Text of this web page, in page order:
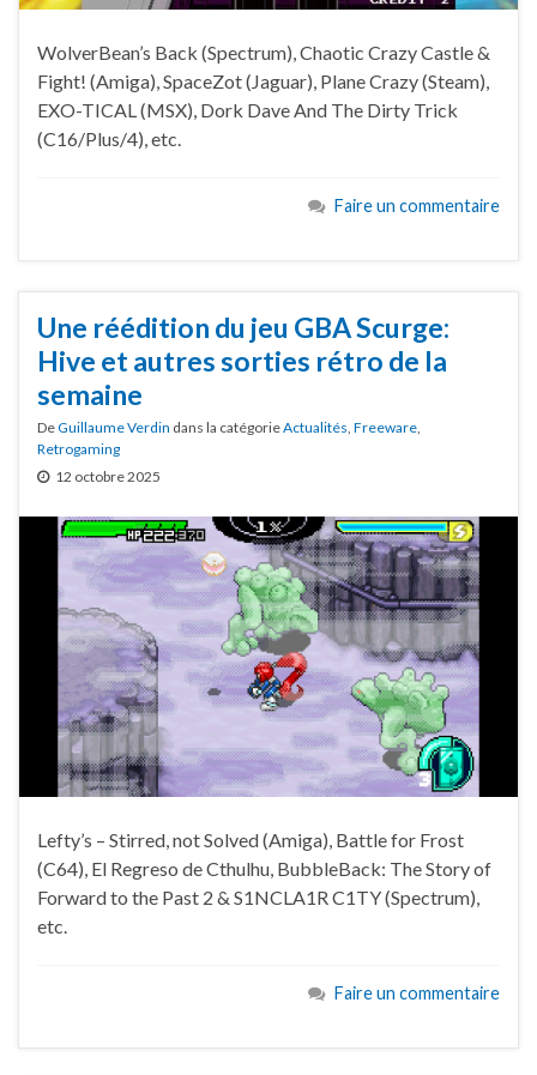
WolverBean’s Back (Spectrum), Chaotic Crazy Castle &
Fight! (Amiga), SpaceZot (Jaguar), Plane Crazy (Steam),
EXO-TICAL (MSX), Dork Dave And The Dirty Trick
(C16/Plus/4), etc.
Faire un commentaire
Une réédition du jeu GBA Scurge:
Hive et autres sorties rétro de la
semaine
DeGuillaume Verdin dans la catégorieActualités Freeware
Retrogaming
12 octobre 2025
Lefty’s – Stirred, not Solved (Amiga), Battle for Frost
(C64), El Regreso de Cthulhu, BubbleBack: The Story of
Forward to the Past 2 & S1NCLA1R C1TY (Spectrum),
etc.
Faire un commentaire